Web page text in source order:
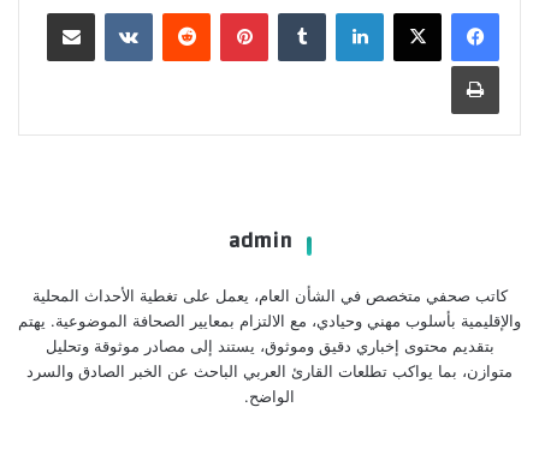
لينكدإن بينتيريست مشاركة عبر البريد
طباعة
admin
كاتب صحفي متخصص في الشأن العام، يعمل على تغطية الأحداث المحلية
والإقليمية بأسلوب مهني وحيادي، مع الالتزام بمعايير الصحافة الموضوعية. يهتم
بتقديم محتوى إخباري دقيق وموثوق، يستند إلى مصادر موثوقة وتحليل
متوازن، بما يواكب تطلعات القارئ العربي الباحث عن الخبر الصادق والسرد
الواضح.